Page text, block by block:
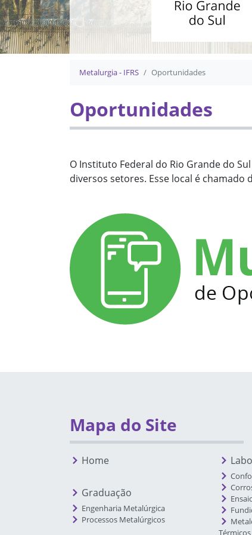
Metalurgia - IFRS Oportunidades
Oportunidades
O Instituto Federal do Rio Grande do
diversos setores. Esse local é chamado
Mapa do Site
Home
Graduação
Engenharia Metalúrgica
Processos Metalúrgicos